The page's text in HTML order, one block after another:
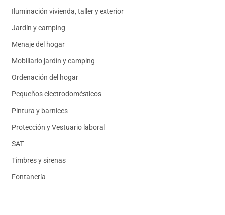
Iluminación vivienda, taller y exterior
Jardín y camping
Menaje del hogar
Mobiliario jardín y camping
Ordenación del hogar
Pequeños electrodomésticos
Pintura y barnices
Protección y Vestuario laboral
SAT
Timbres y sirenas
Fontanería